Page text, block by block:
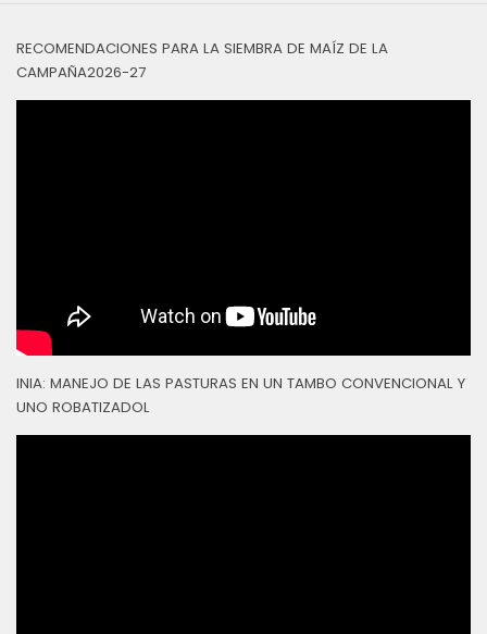
RECOMENDACIONES PARA LA SIEMBRA DE MAÍZ DE LA
CAMPAÑA2026-27
INIA: MANEJO DE LAS PASTURAS EN UN TAMBO CONVENCIONAL Y
UNO ROBATIZADOL